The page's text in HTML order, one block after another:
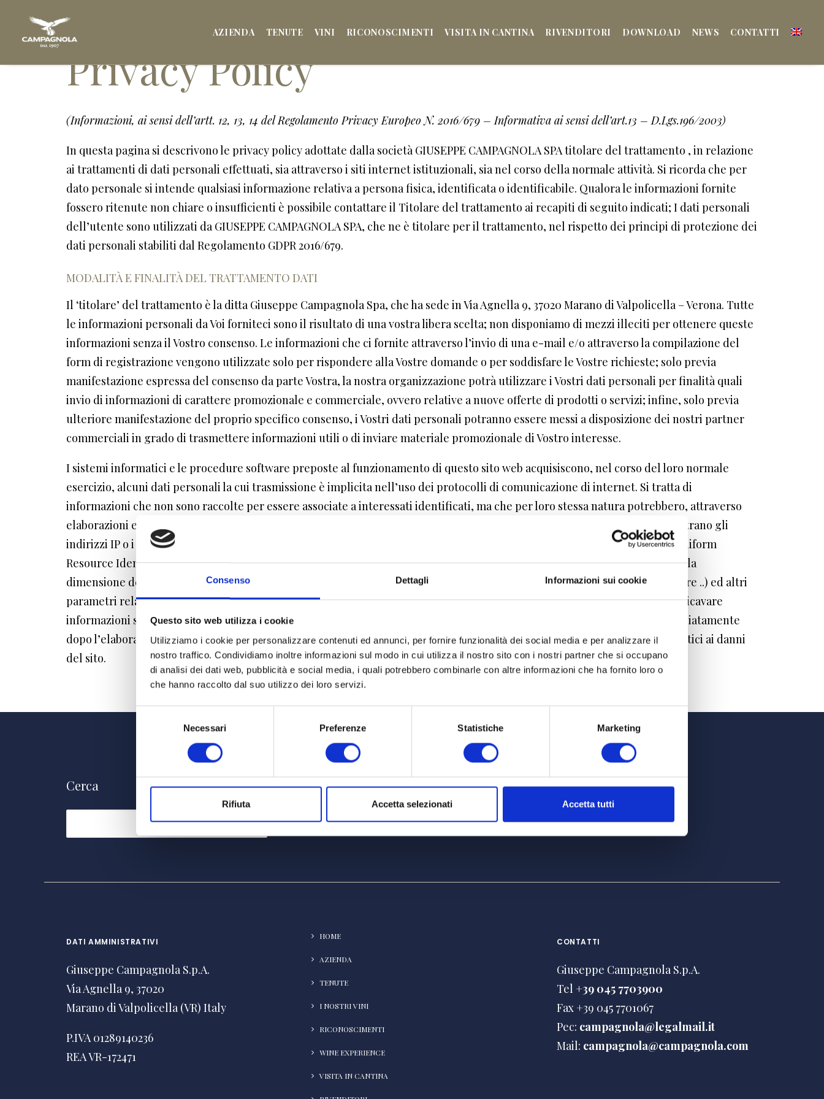
Consenso Dettagli Informazioni sui cookie
Questo sito web utilizza i cookie
Utilizziamo i cookie per personalizzare contenuti ed annunci, per fornire funzionalità dei social media e per analizzare il
nostro traffico. Condividiamo inoltre informazioni sul modo in cui utilizza il nostro sito con i nostri partner che si occupano
di analisi dei dati web, pubblicità e social media, i quali potrebbero combinarle con altre informazioni che ha fornito loro o
che hanno raccolto dal suo utilizzo dei loro servizi.
Selezione
Necessari Preferenze Statistiche Marketing
Rifiuta Accetta selezionati Accetta tutti
AZIENDA TENUTE VINI RICONOSCIMENTI VISITA IN CANTINA RIVENDITORI DOWNLOAD NEWS CONTATTI
Privacy Policy
(Informazioni, ai sensi dell’artt. 12, 13, 14 del Regolamento Privacy Europeo N. 2016/679 – Informativa ai sensi dell’art.13 – D.Lgs.196/2003)
In questa pagina si descrivono le privacy policy adottate dalla società GIUSEPPE CAMPAGNOLA SPA titolare del trattamento , in relazione
ai trattamenti di dati personali effettuati, sia attraverso i siti internet istituzionali, sia nel corso della normale attività. Si ricorda che per
dato personale si intende qualsiasi informazione relativa a persona fisica, identificata o identificabile. Qualora le informazioni fornite
fossero ritenute non chiare o insufficienti è possibile contattare il Titolare del trattamento ai recapiti di seguito indicati; I dati personali
dell’utente sono utilizzati da GIUSEPPE CAMPAGNOLA SPA, che ne è titolare per il trattamento, nel rispetto dei principi di protezione dei
dati personali stabiliti dal Regolamento GDPR 2016/679.
MODALITÀ E FINALITÀ DEL TRATTAMENTO DATI
Il ‘titolare’ del trattamento è la ditta Giuseppe Campagnola Spa, che ha sede in Via Agnella 9, 37020 Marano di Valpolicella – Verona. Tutte
le informazioni personali da Voi forniteci sono il risultato di una vostra libera scelta; non disponiamo di mezzi illeciti per ottenere queste
informazioni senza il Vostro consenso. Le informazioni che ci fornite attraverso l’invio di una e-mail e/o attraverso la compilazione del
form di registrazione vengono utilizzate solo per rispondere alla Vostre domande o per soddisfare le Vostre richieste; solo previa
manifestazione espressa del consenso da parte Vostra, la nostra organizzazione potrà utilizzare i Vostri dati personali per finalità quali
invio di informazioni di carattere promozionale e commerciale, ovvero relative a nuove offerte di prodotti o servizi; infine, solo previa
ulteriore manifestazione del proprio specifico consenso, i Vostri dati personali potranno essere messi a disposizione dei nostri partner
commerciali in grado di trasmettere informazioni utili o di inviare materiale promozionale di Vostro interesse.
I sistemi informatici e le procedure software preposte al funzionamento di questo sito web acquisiscono, nel corso del loro normale
esercizio, alcuni dati personali la cui trasmissione è implicita nell’uso dei protocolli di comunicazione di internet. Si tratta di
informazioni che non sono raccolte per essere associate a interessati identificati, ma che per loro stessa natura potrebbero, attraverso
elaborazioni ed associazioni con dati detenuti da terzi, permettere di identificare gli utenti. In questa categoria di dati rientrano gli
indirizzi IP o i nomi a dominio dei computer utilizzati dagli utenti che si connettono al sito, gli indirizzi in notazione URI (Uniform
Resource Identifier) delle risorse richieste, l’orario della richiesta, il metodo utilizzato nel sottoporre la richiesta al server, la
dimensione del file ottenuto in risposta, il codice numerico indicante lo stato della risposta data dal server (buon fine, errore ..) ed altri
parametri relativi al sistema operativo e all’ambiente informatico dell’utente. Questi dati vengono utilizzati al solo fine di ricavare
informazioni statistiche anonime sull’uso del sito e per controllarne il corretto funzionamento e vengono cancellati immediatamente
dopo l’elaborazione. I dati potrebbero essere utilizzati per l’accertamento di responsabilità in caso di ipotetici reati informatici ai danni
del sito.
Cerca
DATI AMMINISTRATIVI
Giuseppe Campagnola S.p.A.
Via Agnella 9, 37020
Marano di Valpolicella (VR) Italy
P.IVA 01289140236
REA VR-172471
HOME
AZIENDA
TENUTE
I NOSTRI VINI
RICONOSCIMENTI
WINE EXPERIENCE
VISITA IN CANTINA
CONTATTI
Giuseppe Campagnola S.p.A.
Tel +39 045 7703900
Fax +39 045 7701067
Pec: campagnola@legalmail.it
Mail: campagnola@campagnola.com